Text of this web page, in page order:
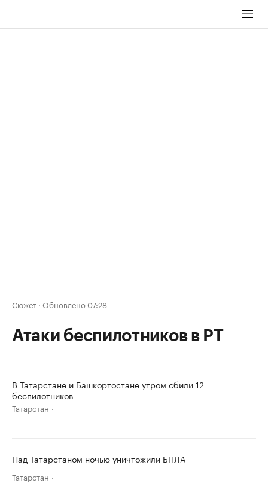
Сюжет · Обновлено 07:28
Атаки беспилотников в РТ
В Татарстане и Башкортостане утром сбили 12
беспилотников
Татарстан
Над Татарстаном ночью уничтожили БПЛА
Татарстан